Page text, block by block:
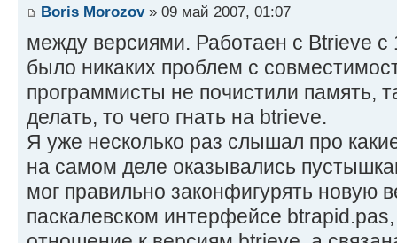
Boris Morozov» 09 май 2007, 01:07
между версиями. Работаен с Btrieve c
было никаких проблем с
программисты не почистили память,
делать, то чего гнать на btrieve.
Я уже несколько раз слышал про
на самом деле оказывались
мог правильно законфигурять новую
паскалевском интерфейсе